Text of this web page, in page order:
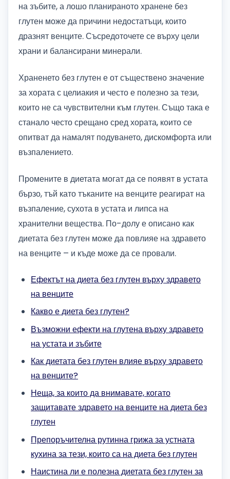
на зъбите, а лошо планираното хранене без
глутен може да причини недостатъци, които
дразнят венците. Съсредоточете се върху цели
храни и балансирани минерали.
Храненето без глутен е от съществено значение
за хората с целиакия и често е полезно за тези,
които не са чувствителни към глутен. Също така е
станало често срещано сред хората, които се
опитват да намалят подуването, дискомфорта или
възпалението.
Промените в диетата могат да се появят в устата
бързо, тъй като тъканите на венците реагират на
възпаление, сухота в устата и липса на
хранителни вещества. По-долу е описано как
диетата без глутен може да повлияе на здравето
на венците – и къде може да се провали.
Ефектът на диета без глутен върху здравето
на венците
Какво е диета без глутен?
Възможни ефекти на глутена върху здравето
на устата и зъбите
Как диетата без глутен влияе върху здравето
на венците?
Неща, за които да внимавате, когато
защитавате здравето на венците на диета без
глутен
Препоръчителна рутинна грижа за устната
кухина за тези, които са на диета без глутен
Наистина ли е полезна диетата без глутен за